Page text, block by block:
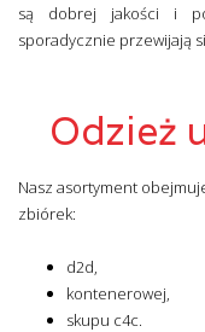
są dobrej jakości i
sporadycznie przewijają
Odzież
Nasz asortyment
zbiórek:
d2d,
kontenerowej,
skupu c4c.